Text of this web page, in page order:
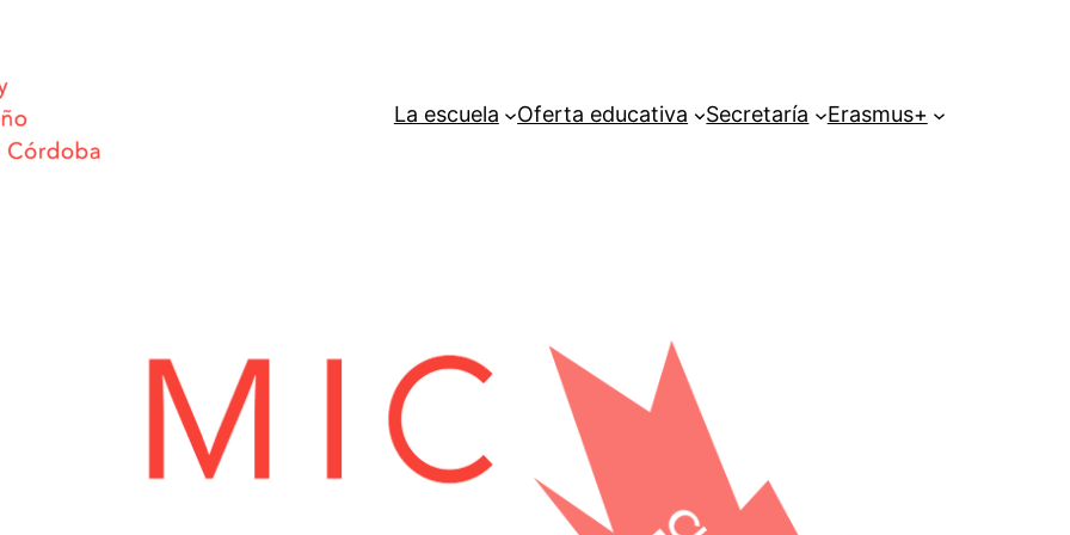
La escuela
Oferta educativa Secretaría Erasmus+